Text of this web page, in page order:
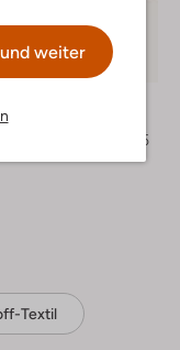
weiter
Letzter Artikel
€ 21,95
Textil